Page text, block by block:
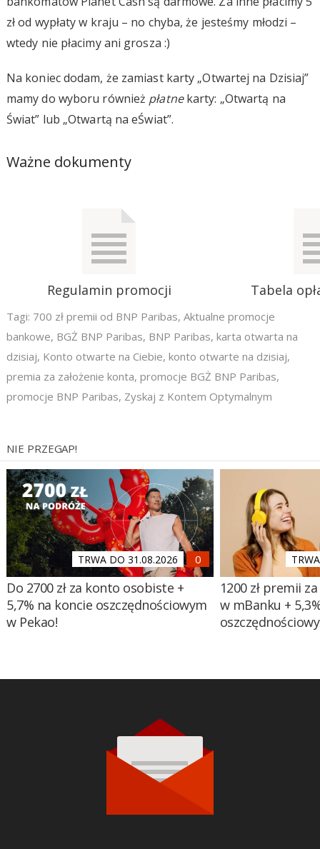
zł od wypłaty w kraju – no chyba, że jesteśmy młodzi –
wtedy nie płacimy ani grosza :)
Na koniec dodam, że zamiast karty „Otwartej na Dzisiaj”
mamy do wyboru również płatnekarty: „Otwartą na
Świat” lub „Otwartą na eŚwiat”.
Ważne dokumenty
Regulamin promocji Tabela
Tagi: 700 zł premii od BNP Paribas, Aktualne promocje
bankowe, BGŻ BNP Paribas, BNP Paribas, karta otwarta na
dzisiaj, Konto otwarte na Ciebie, konto otwarte na dzisiaj,
premia za założenie konta, promocje BGŻ BNP Paribas,
promocje BNP Paribas, Zyskaj z Kontem Optymalnym
NIE PRZEGAP!
TRWA DO 31.08.2026
Do 2700 zł za konto osobiste +
5,7% na koncie oszczędnościowym
w Pekao!
1200 zł premii
w mBanku +